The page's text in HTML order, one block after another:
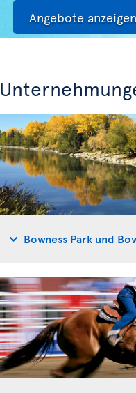
Angebote anzeigen
Bowness Park und